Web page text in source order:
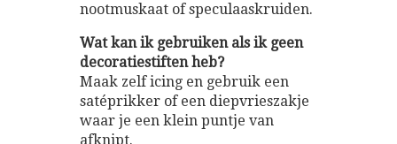
nootmuskaat of speculaaskruiden.
Wat kan ik gebruiken als ik geen
decoratiestiften heb?
Maak zelf icing en gebruik een
satéprikker of een diepvrieszakje
waar je een klein puntje van
afknipt.